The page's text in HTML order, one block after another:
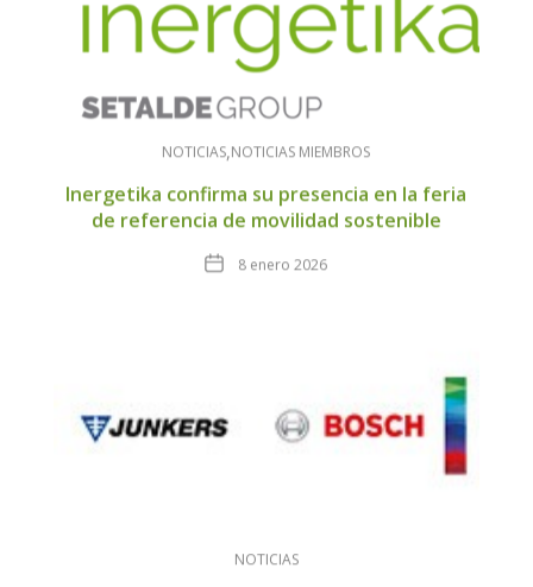
NOTICIAS NOTICIAS MIEMBROS
Inergetika confirma su presencia en la feria
de referencia de movilidad sostenible
Fecha8 enero 2026
NOTICIAS